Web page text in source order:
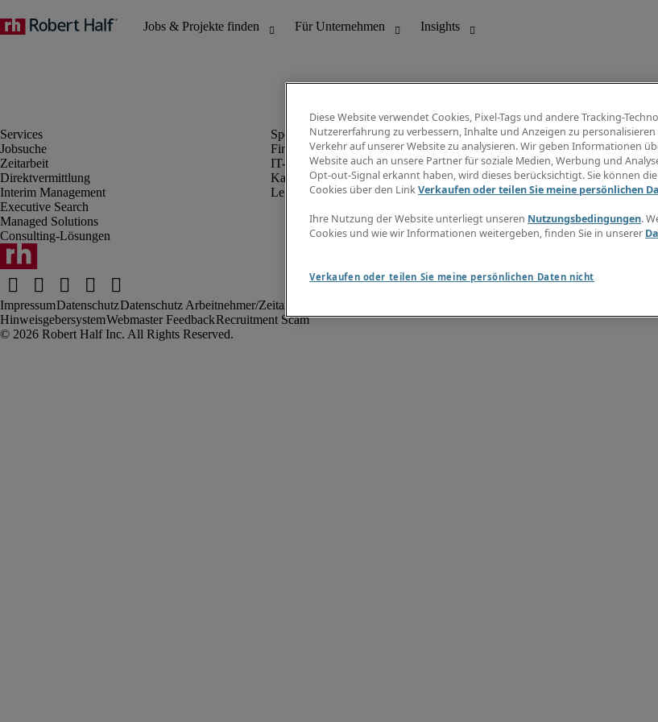
Jobsuche
Zeitarbeit
Direktvermittlung
Interim Management
Executive Search
Managed Solutions
Consulting-Lösungen
Finanz- & Rechnungswesen
IT-Bereich
Kaufmännischer Bereich
Legal
Info Center
Jobübersicht
Gehaltsübersicht
E-Learning
ImpressumDatenschutzDatenschutz Arbeitnehmer/Zeitarbeitskräfte
HinweisgebersystemWebmaster FeedbackRecruitment Scam
Diese Website verwendet Cookies, Pixel-Tags und andere Tracking-
Nutzererfahrung zu verbessern, Inhalte und Anzeigen zu
Verkehr auf unserer Website zu analysieren. Wir geben Informationen
Website auch an unsere Partner für soziale Medien, Werbung und
Opt-out-Signal erkannt haben, wird dieses berücksichtigt. Sie können
Cookies über den LinkVerkaufen oder teilen Sie meine persönlichen
Ihre Nutzung der Website unterliegt unseren Nutzungsbedingungen.
Cookies und wie wir Informationen weitergeben, finden Sie in unserer
Verkaufen oder teilen Sie meine persönlichen Daten nicht